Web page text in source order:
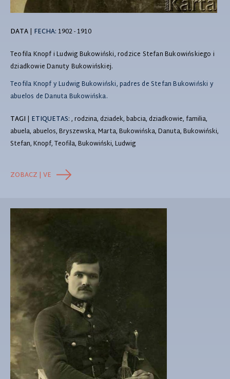
DATA| FECHA: 1902 - 1910
Teofila Knopf i Ludwig Bukowiński, rodzice Stefan Bukowińskiego i
dziadkowie Danuty Bukowińskiej.
Teofila Knopf y Ludwig Bukowiński, padres de Stefan Bukowiński y
abuelos de Danuta Bukowińska.
TAGI | ETIQUETAS: , rodzina, dziadek, babcia, dziadkowie, familia,
abuela, abuelos, Bryszewska, Marta, Bukowińska, Danuta, Bukowiński,
Stefan, Knopf, Teofila, Bukowiński, Ludwig
ZOBACZ | VE